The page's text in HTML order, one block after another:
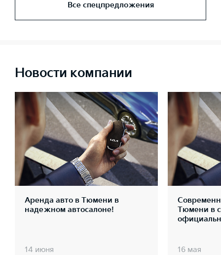
Все спецпредложения
Новости компании
Аренда авто в Тюмени в
надежном автосалоне!
14 июня
Тюмени в
16 мая